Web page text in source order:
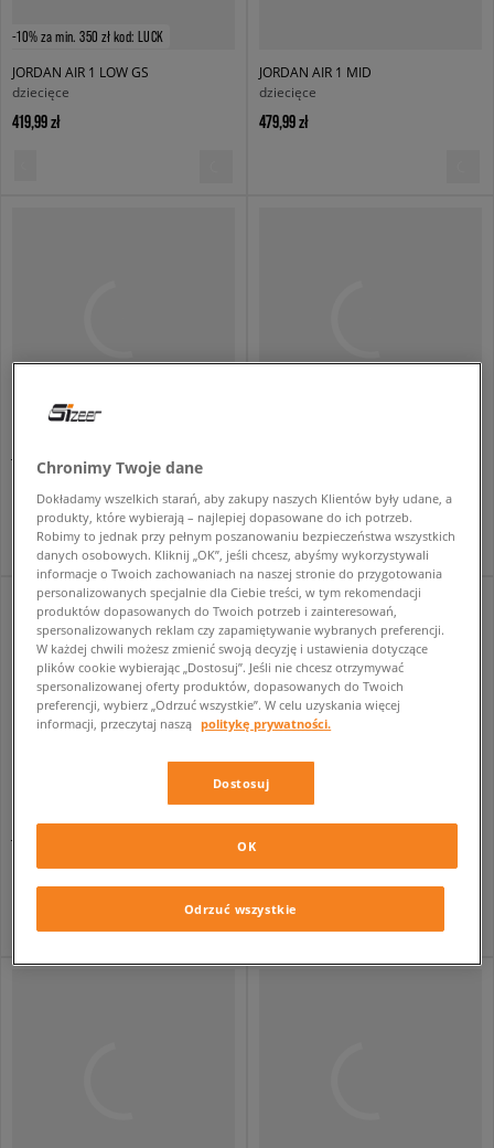
-10% za min. 350 zł kod: LUCK
JORDAN AIR 1 LOW GS
dziecięce
419,99 zł
JORDAN AIR 1 MID
dziecięce
479,99 zł
dziecięce
689,99 zł 479,99 zł
649,99 zł 109,99 zł
Chronimy Twoje dane
Dokładamy wszelkich starań, aby zakupy naszych Klientów były udane, a
produkty, które wybierają – najlepiej dopasowane do ich potrzeb.
Robimy to jednak przy pełnym poszanowaniu bezpieczeństwa wszystkich
danych osobowych. Kliknij „OK”, jeśli chcesz, abyśmy wykorzystywali
informacje o Twoich zachowaniach na naszej stronie do przygotowania
personalizowanych specjalnie dla Ciebie treści, w tym rekomendacji
produktów dopasowanych do Twoich potrzeb i zainteresowań,
spersonalizowanych reklam czy zapamiętywanie wybranych preferencji.
W każdej chwili możesz zmienić swoją decyzję i ustawienia dotyczące
plików cookie wybierając „Dostosuj”. Jeśli nie chcesz otrzymywać
spersonalizowanej oferty produktów, dopasowanych do Twoich
preferencji, wybierz „Odrzuć wszystkie”. W celu uzyskania więcej
informacji, przeczytaj naszą politykę prywatności.
Dostosuj
Odrzuć wszystkie
OK